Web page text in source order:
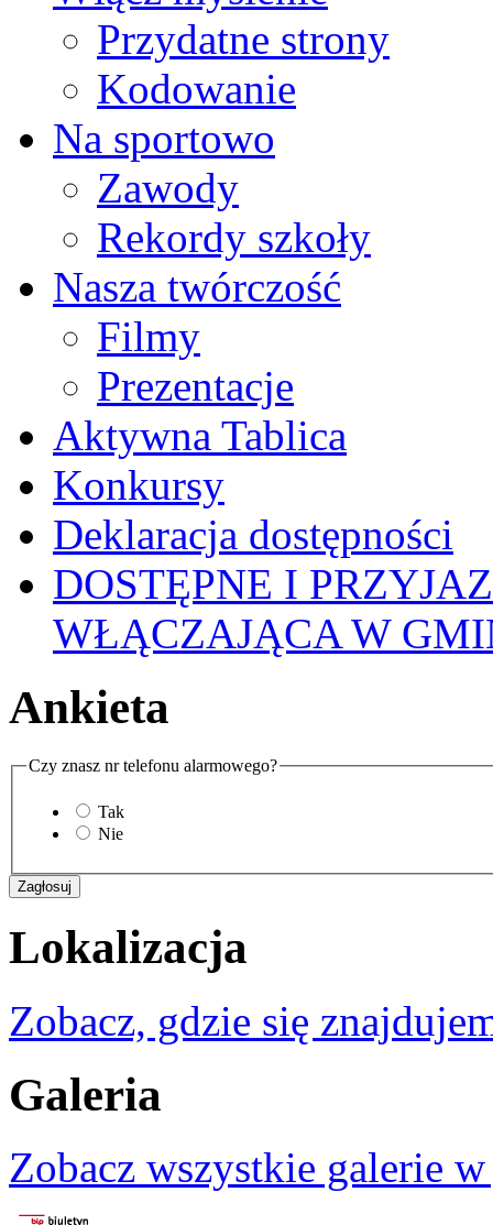
Przydatne strony
Kodowanie
Na sportowo
Zawody
Rekordy szkoły
Nasza twórczość
Filmy
Prezentacje
Aktywna Tablica
Konkursy
Deklaracja dostępności
DOSTĘPNE I
WŁĄCZAJĄCA W
Ankieta
Czy znasz nr telefonu alarmowego?
Tak
Nie
Lokalizacja
Zobacz, gdzie się
Galeria
Zobacz wszystkie galerie